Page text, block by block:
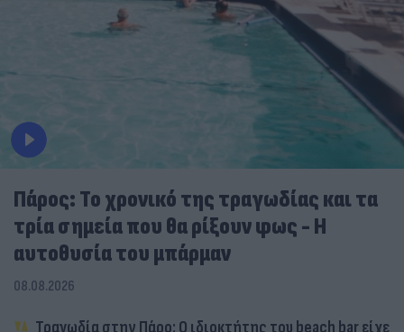
Πάρος: Το χρονικό της τραγωδίας και τα
τρία σημεία που θα ρίξουν φως - Η
αυτοθυσία του μπάρμαν
08.08.2026
Τραγωδία στην Πάρο: Ο ιδιοκτήτης του beach bar είχε